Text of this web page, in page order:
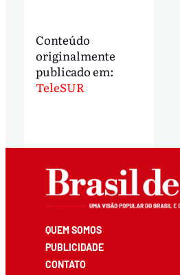
Conteúdo
originalmente
publicado em:
TeleSUR
QUEM SOMOS
PUBLICIDADE
CONTATO